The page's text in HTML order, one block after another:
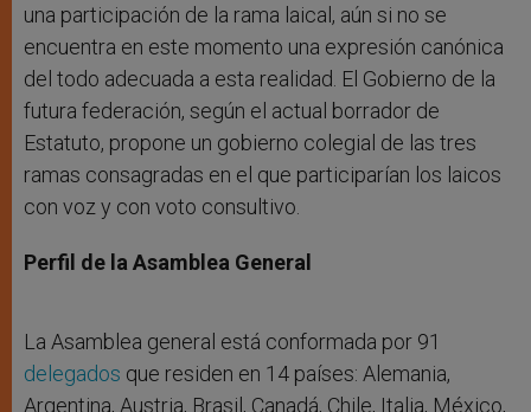
una participación de la rama laical, aún si no se
encuentra en este momento una expresión canónica
del todo adecuada a esta realidad. El Gobierno de la
futura federación, según el actual borrador de
Estatuto, propone un gobierno colegial de las tres
ramas consagradas en el que participarían los laicos
con voz y con voto consultivo.
Perfil de la Asamblea General
La Asamblea general está conformada por 91
delegados que residen en 14 países: Alemania,
Argentina, Austria, Brasil, Canadá, Chile, Italia, México,